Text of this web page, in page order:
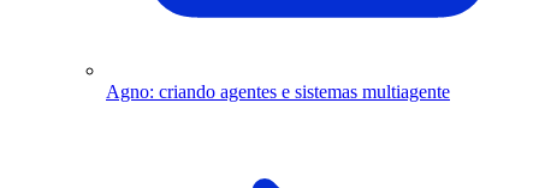
Agno: criando agentes e sistemas multiagente